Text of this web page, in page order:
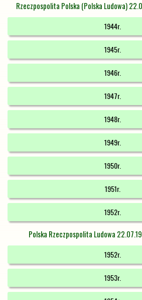
Rzeczpospolita Polska (Polska Ludowa)
1944r.
1945r.
1946r.
1947r.
1948r.
1949r.
1950r.
1951r.
1952r.
Polska Rzeczpospolita Ludowa
1952r.
1953r.